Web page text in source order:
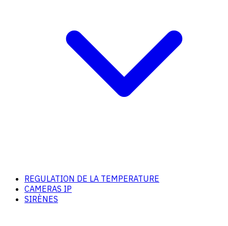
REGULATION DE LA TEMPERATURE
CAMERAS IP
SIRÈNES